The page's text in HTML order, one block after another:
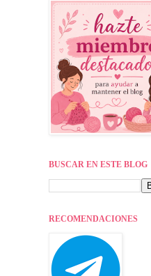
BUSCAR EN ESTE BLOG
RECOMENDACIONES